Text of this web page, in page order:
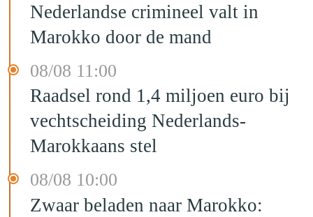
Nederlandse crimineel valt in
Marokko door de mand
08/08 11:00
Raadsel rond 1,4 miljoen euro bij
vechtscheiding Nederlands-
Marokkaans stel
08/08 10:00
Zwaar beladen naar Marokko: